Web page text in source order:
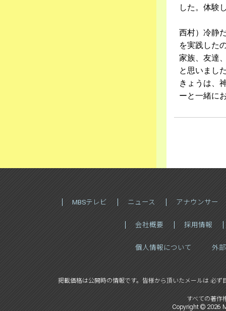
した。体験
西村）冷静
を実践した
家族、友達
と思いまし
きょうは、
ーと一緒に
MBSテレビ ニュース アナウンサー
会社概要 採用情報
個人情報について 外
掲載価格は公開時の情報です。皆様から頂いたメールは 必ず
すべての著作
Copyright © 2026